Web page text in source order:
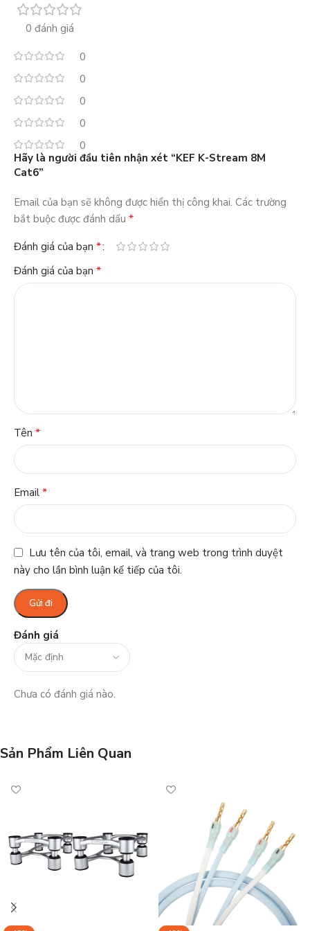
0 đánh giá
0
0
0
0
0
Đánh giá
Chưa có đánh giá nào.
Hãy là người đầu tiên nhận xét “KEF K-Stream 8M
Cat6”
Email của bạn sẽ không được hiển thị công khai. Các trường
bắt buộc được đánh dấu *
Đánh giá của bạn *
Đánh giá của bạn *
Tên *
Email *
Lưu tên của tôi, email, và trang web trong trình duyệt
này cho lần bình luận kế tiếp của tôi.
Sản Phẩm Liên Quan